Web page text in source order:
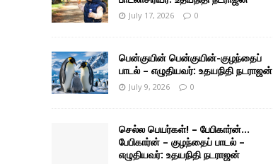
July 17, 2026 0
பென்குயின் பென்குயின்-குழந்தைப்
பாடல் – எழுதியவர்: உதயநிதி நடராஜன்
July 9, 2026 0
செல்ல பெயர்கள்! – பேபிகார்ன்…
பேபிகார்ன் – குழந்தைப் பாடல் –
எழுதியவர்: உதயநிதி நடராஜன்